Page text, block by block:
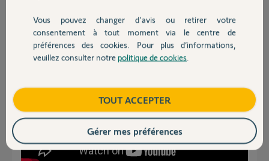
Devis avec un pro
Contact
Il faut commencer par resynchroniser votre Tahoma
Vous pouvez changer d'avis ou retirer votre
consentement à tout moment via le centre de
préférences des cookies. Pour plus d’informations,
veuillez consulter notre politique de cookies
TOUT ACCEPTER
Gérer mes préférences